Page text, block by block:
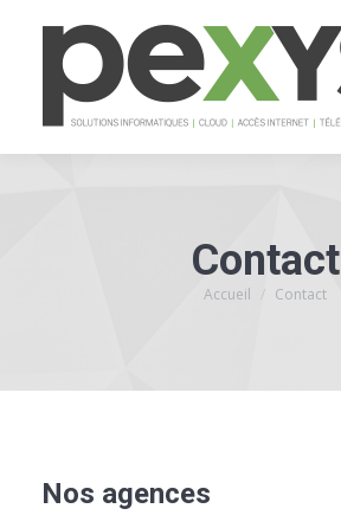
Contact
Vous êtes ici :
Accueil Contact
Nos agences